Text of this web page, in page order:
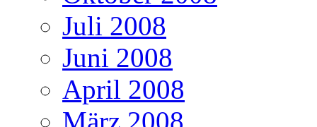
Juli 2008
Juni 2008
April 2008